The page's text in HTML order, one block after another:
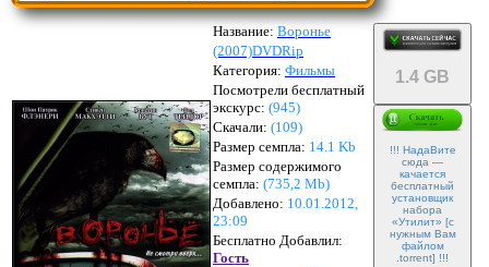
Название: Воронье
(2007)DVDRip
1.4 GB
!!! НадаВите
сюда —
качается
бесплатный
установщик
набора
«Утилит» [с
нужным Вам
файлом
.torrent] !!!
Категория: Фильмы
Посмотрели бесплатный
экскурс: (945)
Скачали: (109)
Размер семпла: 14.1 Kb
Размер содержимого
семпла: (735,2 Mb)
Добавлено: 10.01.2012,
23:09
Бесплатно Добавлил:
Гость